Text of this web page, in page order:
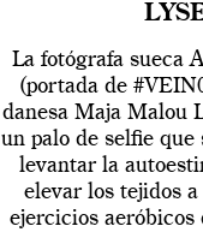
La fotógrafa sueca
(portada de
danesa Maja Malou
un palo de selfie
levantar la
elevar los tejidos a
ejercicios aeróbicos